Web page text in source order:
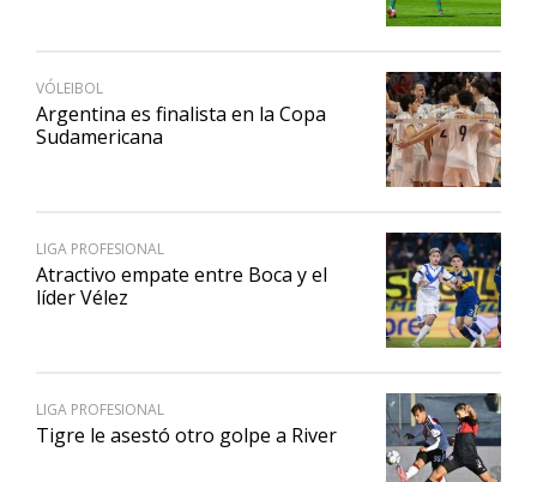
VÓLEIBOL
Argentina es finalista en la Copa
Sudamericana
LIGA PROFESIONAL
Atractivo empate entre Boca y el
líder Vélez
LIGA PROFESIONAL
Tigre le asestó otro golpe a River